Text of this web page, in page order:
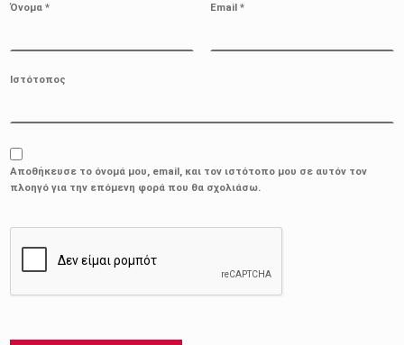
Όνομα* Email *
Ιστότοπος
Αποθήκευσε το όνομά μου, email, και τον ιστότοπο μου σε αυτόν τον
πλοηγό για την επόμενη φορά που θα σχολιάσω.